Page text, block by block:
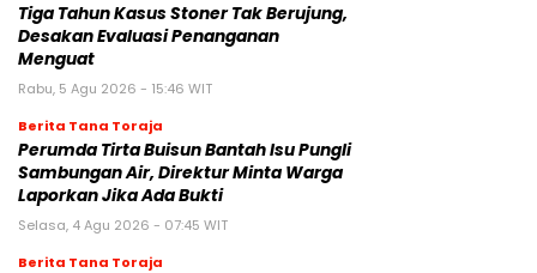
Tiga Tahun Kasus Stoner Tak Berujung,
Desakan Evaluasi Penanganan
Menguat
Rabu, 5 Agu 2026 - 15:46 WIT
Berita Tana Toraja
Perumda Tirta Buisun Bantah Isu Pungli
Sambungan Air, Direktur Minta Warga
Laporkan Jika Ada Bukti
Selasa, 4 Agu 2026 - 07:45 WIT
Berita Tana Toraja